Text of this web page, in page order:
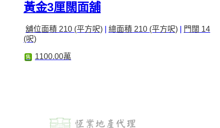
黃金3厘闊面舖
舖位面積 210 (平方呎) 總面積 210 (平方呎)
門闊 14
(呎)
售 1100.00萬